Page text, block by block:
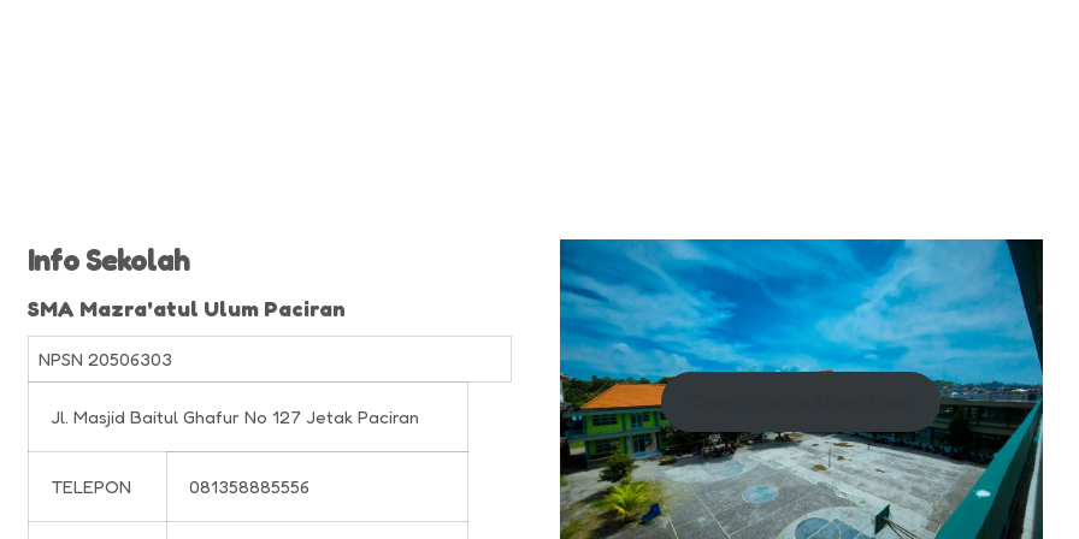
Info Sekolah
SMA Mazra'atul Ulum Paciran
NPSN20506303
Jl. Masjid Baitul Ghafur No 127 Jetak Paciran
TELEPON 081358885556